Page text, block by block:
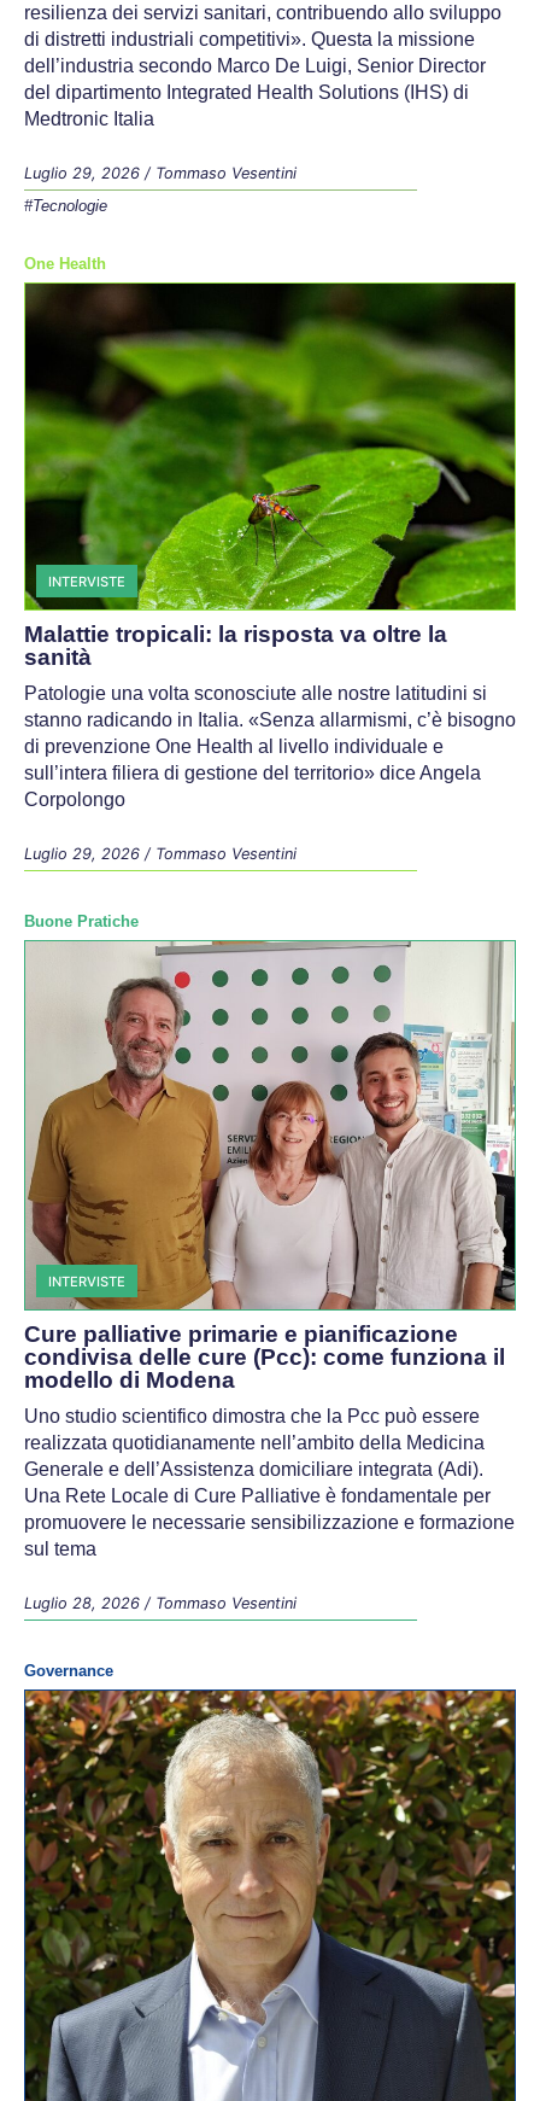
resilienza dei servizi sanitari, contribuendo allo sviluppo
di distretti industriali competitivi». Questa la missione
dell’industria secondo Marco De Luigi, Senior Director
del dipartimento Integrated Health Solutions (IHS) di
Medtronic Italia
Luglio 29, 2026 / Tommaso Vesentini
#Tecnologie
One Health
INTERVISTE
Malattie tropicali: la risposta va oltre la
sanità
Patologie una volta sconosciute alle nostre latitudini si
stanno radicando in Italia. «Senza allarmismi, c’è bisogno
di prevenzione One Health al livello individuale e
sull’intera filiera di gestione del territorio» dice Angela
Corpolongo
Luglio 29, 2026 / Tommaso Vesentini
Buone Pratiche
INTERVISTE
Cure palliative primarie e pianificazione
condivisa delle cure (Pcc): come funziona il
modello di Modena
Uno studio scientifico dimostra che la Pcc può essere
realizzata quotidianamente nell’ambito della Medicina
Generale e dell’Assistenza domiciliare integrata (Adi).
Una Rete Locale di Cure Palliative è fondamentale per
promuovere le necessarie sensibilizzazione e formazione
sul tema
Luglio 28, 2026 / Tommaso Vesentini
Governance